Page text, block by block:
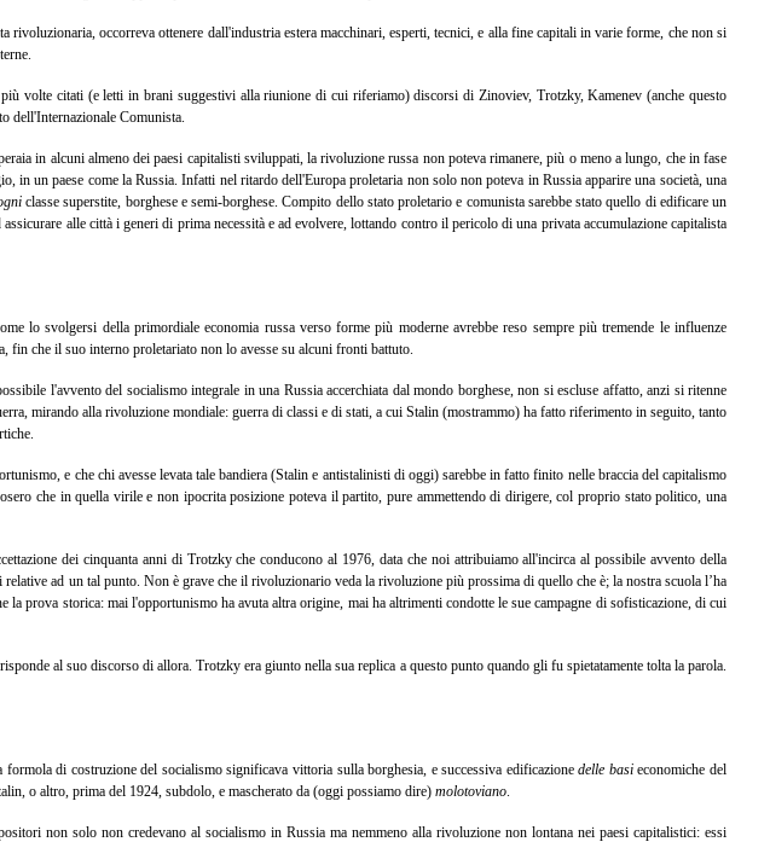
occorreva ottenere dall'industria estera macchinari, esperti, tecnici, e alla fine capitali in varie forme, che non si
volte citati (e letti in brani suggestivi alla riunione di cui riferiamo) discorsi di Zinoviev, Trotzky, Kamenev (anche questo
dell'Internazionale Comunista.
in alcuni almeno dei paesi capitalisti sviluppati, la rivoluzione russa non poteva rimanere, più o meno a lungo, che in fase
un paese come la Russia. Infatti nel ritardo dell'Europa proletaria non solo non poteva in Russia apparire una società, una
classe superstite, borghese e semi-borghese. Compito dello stato proletario e comunista sarebbe stato quello di edificare un
alle città i generi di prima necessità e ad evolvere, lottando contro il pericolo di una privata accumulazione capitalista
lo svolgersi della primordiale economia russa verso forme più moderne avrebbe reso sempre più tremende le influenze
fin che il suo interno proletariato non lo avesse su alcuni fronti battuto.
l'avvento del socialismo integrale in una Russia accerchiata dal mondo borghese, non si escluse affatto, anzi si ritenne
mirando alla rivoluzione mondiale: guerra di classi e di stati, a cui Stalin (mostrammo) ha fatto riferimento in seguito, tanto
e che chi avesse levata tale bandiera (Stalin e antistalinisti di oggi) sarebbe in fatto finito nelle braccia del capitalismo
che in quella virile e non ipocrita posizione poteva il partito, pure ammettendo di dirigere, col proprio stato politico, una
dei cinquanta anni di Trotzky che conducono al 1976, data che noi attribuiamo all'incirca al possibile avvento della
ad un tal punto. Non è grave che il rivoluzionario veda la rivoluzione più prossima di quello che è; la nostra scuola l’ha
la prova storica: mai l'opportunismo ha avuta altra origine, mai ha altrimenti condotte le sue campagne di sofisticazione, di cui
al suo discorso di allora. Trotzky era giunto nella sua replica a questo punto quando gli fu spietatamente tolta la parola.
di costruzione del socialismo significava vittoria sulla borghesia, e successiva edificazionedelle basieconomiche del
o altro, prima del 1924, subdolo, e mascherato da (oggi possiamo dire) molotoviano.
non solo non credevano al socialismo in Russia ma nemmeno alla rivoluzione non lontana nei paesi capitalistici: essi